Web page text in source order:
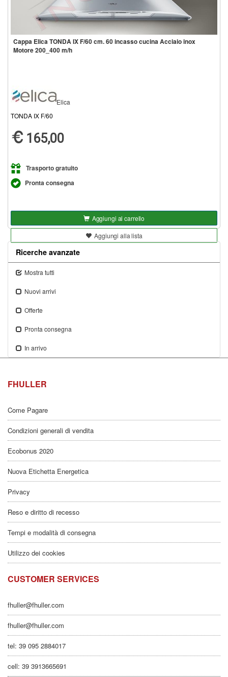
Cappa Elica TONDA IX F/60 cm. 60 incasso cucina Acciaio inox
Motore 200_400 m/h
Elica
TONDA IX F/60
165,00
Trasporto gratuito
Pronta consegna
Aggiungi al carrello
Aggiungi alla lista
Ricerche avanzate
Mostra tutti
Nuovi arrivi
Offerte
Pronta consegna
In arrivo
FHULLER
Come Pagare
Condizioni generali di vendita
Ecobonus 2020
Nuova Etichetta Energetica
Privacy
Reso e diritto di recesso
Tempi e modalità di consegna
Utilizzo dei cookies
CUSTOMER SERVICES
fhuller@fhuller.com
fhuller@fhuller.com
tel: 39 095 2884017
cell: 39 3913665691